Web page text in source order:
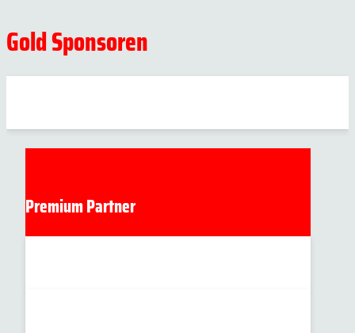
Gold Sponsoren
Premium Partner